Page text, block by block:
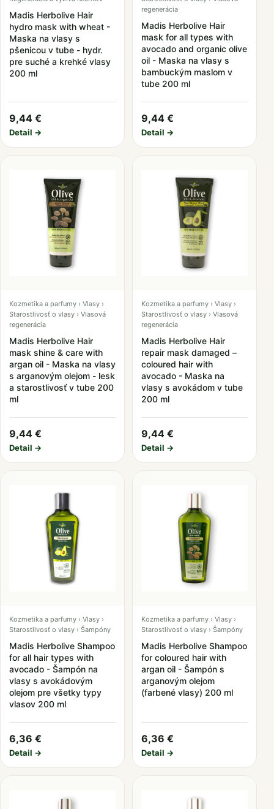
Madis Herbolive Hair
hydro mask with wheat -
Maska na vlasy s
pšenicou v tube - hydr.
pre suché a krehké vlasy
200 ml
9,44 €
Detail →
regenerácia
Madis Herbolive Hair
mask for all types with
avocado and organic olive
oil - Maska na vlasy s
bambuckým maslom v
tube 200 ml
9,44 €
Detail →
Kozmetika a parfumy › Vlasy ›
Starostlivosť o vlasy › Vlasová
regenerácia
Madis Herbolive Hair
mask shine & care with
argan oil - Maska na vlasy
s arganovým olejom - lesk
a starostlivosť v tube 200
ml
9,44 €
Detail →
Kozmetika a parfumy › Vlasy ›
Starostlivosť o vlasy › Vlasová
regenerácia
Madis Herbolive Hair
repair mask damaged –
coloured hair with
avocado - Maska na
vlasy s avokádom v tube
200 ml
9,44 €
Detail →
Kozmetika a parfumy › Vlasy ›
Starostlivosť o vlasy › Šampóny
Madis Herbolive Shampoo
for all hair types with
avocado - Šampón na
vlasy s avokádovým
olejom pre všetky typy
vlasov 200 ml
6,36 €
Detail →
Kozmetika a parfumy › Vlasy ›
Starostlivosť o vlasy › Šampóny
Madis Herbolive Shampoo
for coloured hair with
argan oil - Šampón s
arganovým olejom
(farbené vlasy) 200 ml
6,36 €
Detail →